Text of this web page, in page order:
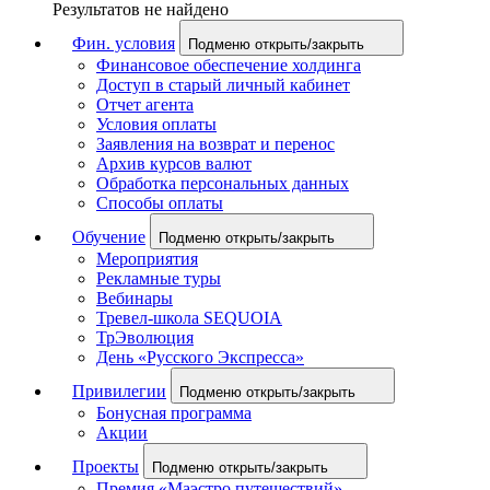
Результатов не найдено
Фин. условия
Подменю открыть/закрыть
Финансовое обеспечение холдинга
Доступ в старый личный кабинет
Отчет агента
Условия оплаты
Заявления на возврат и перенос
Архив курсов валют
Обработка персональных данных
Способы оплаты
Обучение
Подменю открыть/закрыть
Мероприятия
Рекламные туры
Вебинары
Тревел-школа SEQUOIA
ТрЭволюция
День «Русского Экспресса»
Привилегии
Подменю открыть/закрыть
Бонусная программа
Акции
Проекты
Подменю открыть/закрыть